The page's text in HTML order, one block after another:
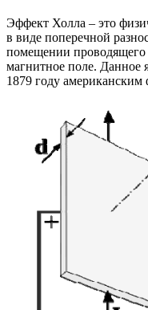
Эффект Холла – это
в виде поперечной
помещении проводящего
магнитное поле. Данное
1879 году